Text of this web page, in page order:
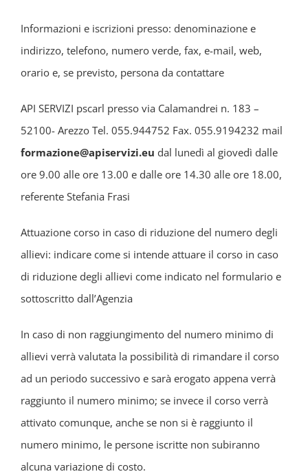
Informazioni e iscrizioni presso: denominazione e
indirizzo, telefono, numero verde, fax, e-mail, web,
orario e, se previsto, persona da contattare
API SERVIZI pscarl presso via Calamandrei n. 183 –
52100- Arezzo Tel. 055.944752 Fax. 055.9194232 mail
formazione@apiservizi.eu dal lunedì al giovedì dalle
ore 9.00 alle ore 13.00 e dalle ore 14.30 alle ore 18.00,
referente Stefania Frasi
Attuazione corso in caso di riduzione del numero degli
allievi: indicare come si intende attuare il corso in caso
di riduzione degli allievi come indicato nel formulario e
sottoscritto dall’Agenzia
In caso di non raggiungimento del numero minimo di
allievi verrà valutata la possibilità di rimandare il corso
ad un periodo successivo e sarà erogato appena verrà
raggiunto il numero minimo; se invece il corso verrà
attivato comunque, anche se non si è raggiunto il
numero minimo, le persone iscritte non subiranno
alcuna variazione di costo.